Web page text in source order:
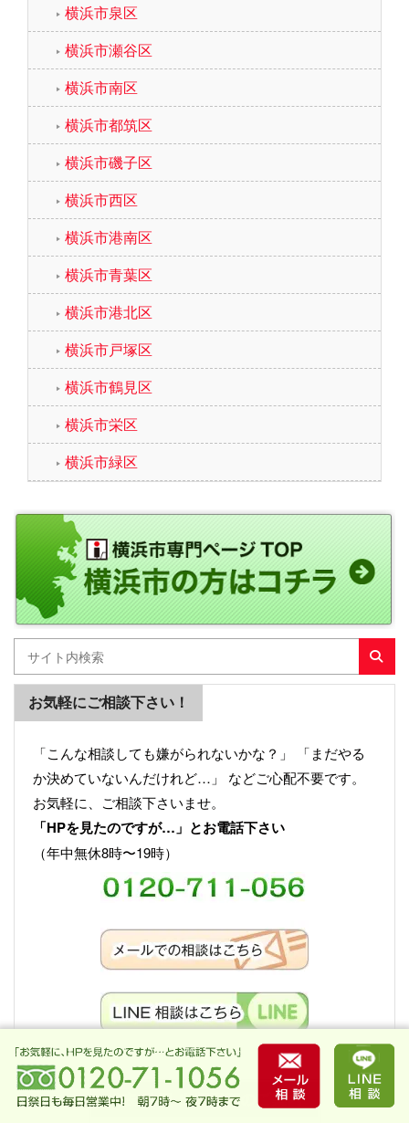
横浜市泉区
横浜市瀬谷区
横浜市南区
横浜市都筑区
横浜市磯子区
横浜市西区
横浜市港南区
横浜市青葉区
横浜市港北区
横浜市戸塚区
横浜市鶴見区
横浜市栄区
横浜市緑区
お気軽にご相談下さい！
「こんな相談しても嫌がられないかな？」 「まだやる
か決めていないんだけれど…」 などご心配不要です。
お気軽に、ご相談下さいませ。
「HPを見たのですが…」とお電話下さい
（年中無休8時〜19時）